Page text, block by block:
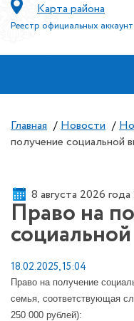
Карта района
Реестр официальных
Главная / Новости /
получение социальной
8 августа 2026
Право на
18.02.2025, 15:04
Право на получение
семья, соответствующая
250 000 рублей):